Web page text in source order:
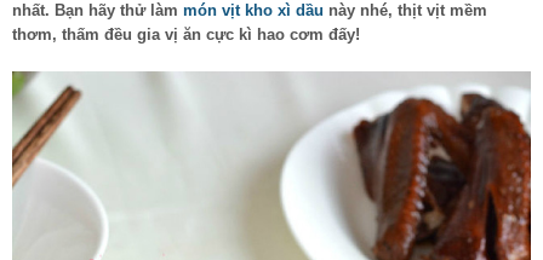
nhất. Bạn hãy thử làm món vịt kho xì dầu này nhé, thịt vịt mềm
thơm, thấm đều gia vị ăn cực kì hao cơm đấy!